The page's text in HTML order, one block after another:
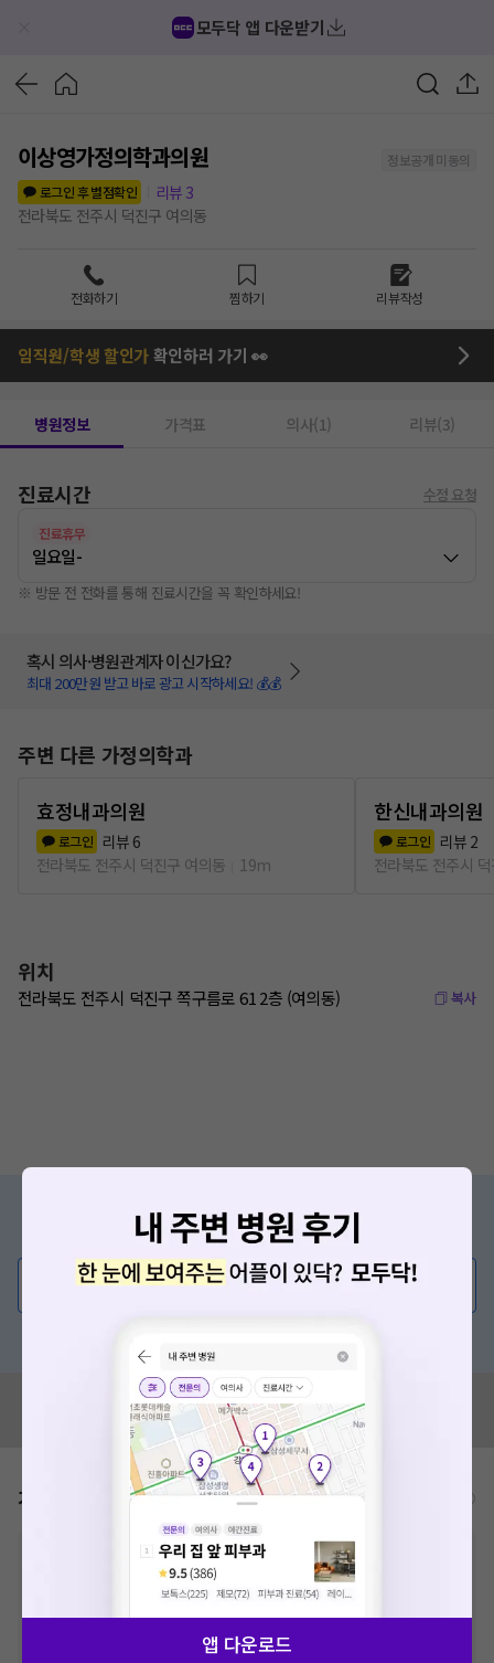
모두닥 앱 다운받기
이상영가정의학과의원
정보공개 미동의
로그인 후 별점확인
리뷰 3
전라북도 전주시 덕진구 여의동
전화하기 찜하기 리뷰작성
임직원/학생 할인가확인하러 가기 👀
병원정보 가격표 의사(1) 리뷰(3)
진료시간 수정 요청
진료휴무
일요일-
※ 방문 전 전화를 통해 진료시간을 꼭 확인하세요!
혹시 의사·병원관계자 이신가요?
최대 200만원 받고 바로 광고 시작하세요! 💰💰
주변 다른 가정의학과
효정내과의원
로그인 리뷰 6
전라북도 전주시 덕진구 여의동
19m
한신내과의원
로그인 리뷰 2
전라북도 전주시
위치
전라북도 전주시 덕진구 쪽구름로 61 2층 (여의동) 복사
증상/치료, 궁금한 점이 있나요?
의사가 직접 답해드려요!
💬 무엇이든 물어보세요
혹시 잘못된 병원정보가 있나요?
모두닥 팀에 알려주세요!
가격표 비급여/급여 진료란?
비급여 항목의 경우,추가비용 등으로 실제 가격과 상이할 수 있으니, 정확
한 가격은 해당 의료기관에 직접 문의해주세요.
건강보험심사평가원에 고지되어 있는 급여 진료 기준 가
산정될 수 있는 점 참고 바랍니다.)
VAT 포함앱 다운로드